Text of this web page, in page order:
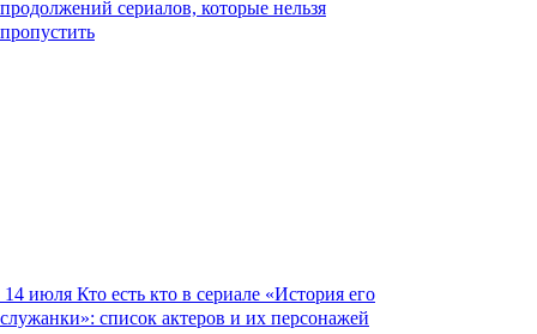
продолжений сериалов, которые нельзя
пропустить
14 июля Кто есть кто в сериале «История его
служанки»: список актеров и их персонажей